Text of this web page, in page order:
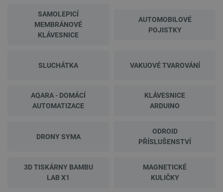
SAMOLEPICÍ
MEMBRÁNOVÉ
KLÁVESNICE
AUTOMOBILOVÉ
POJISTKY
SLUCHÁTKA VAKUOVÉ TVAROVÁNÍ
AQARA - DOMÁCÍ
AUTOMATIZACE
KLÁVESNICE
ARDUINO
DRONY SYMA
ODROID
PŘÍSLUŠENSTVÍ
3D TISKÁRNY BAMBU
LAB X1
MAGNETICKÉ
KULIČKY